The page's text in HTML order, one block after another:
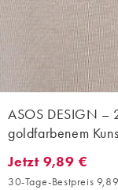
ASOS DESIGN –
goldfarbenem
Jetzt 9,89 €. 30-
Jetzt 9,89 €
30-Tage-Bestpreis